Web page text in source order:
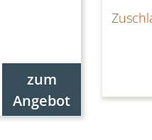
zum
Angebot